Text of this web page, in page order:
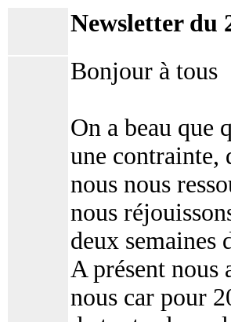
Newsletter du
Bonjour à tous
On a beau que
une contrainte,
nous nous
nous
deux semaines
A présent nous
nous car pour